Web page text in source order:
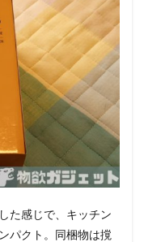
た感じで、キッチン
パクト。同梱物は撹